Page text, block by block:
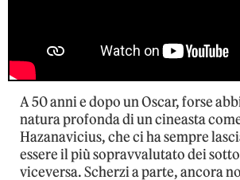
A 50 anni e dopo un Oscar, forse
natura profonda di un cineasta
Hazanavicius, che ci ha sempre
essere il più sopravvalutato dei
viceversa. Scherzi a parte, ancora